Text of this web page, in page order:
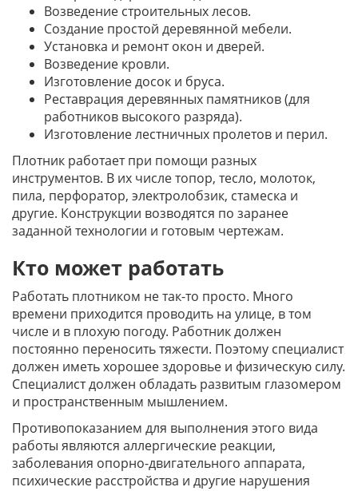
Возведение строительных лесов.
Создание простой деревянной мебели.
Установка и ремонт окон и дверей.
Возведение кровли.
Изготовление досок и бруса.
Реставрация деревянных памятников (для
работников высокого разряда).
Изготовление лестничных пролетов и перил.
Плотник работает при помощи разных
инструментов. В их числе топор, тесло, молоток,
пила, перфоратор, электролобзик, стамеска и
другие. Конструкции возводятся по заранее
заданной технологии и готовым чертежам.
Кто может работать
Работать плотником не так-то просто. Много
времени приходится проводить на улице, в том
числе и в плохую погоду. Работник должен
постоянно переносить тяжести. Поэтому специалист
должен иметь хорошее здоровье и физическую силу.
Специалист должен обладать развитым глазомером
и пространственным мышлением.
Противопоказанием для выполнения этого вида
работы являются аллергические реакции,
заболевания опорно-двигательного аппарата,
психические расстройства и другие нарушения